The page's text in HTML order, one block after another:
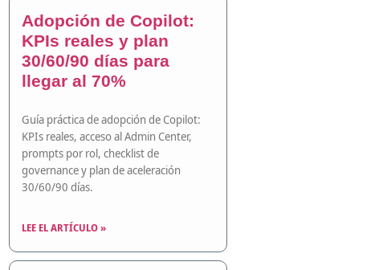
Adopción de Copilot:
KPIs reales y plan
30/60/90 días para
llegar al 70%
Guía práctica de adopción de Copilot:
KPIs reales, acceso al Admin Center,
prompts por rol, checklist de
governance y plan de aceleración
30/60/90 días.
LEE EL ARTÍCULO »